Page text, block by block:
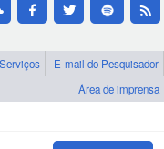
Serviços
E-mail do Pesquisador
Área de imprensa